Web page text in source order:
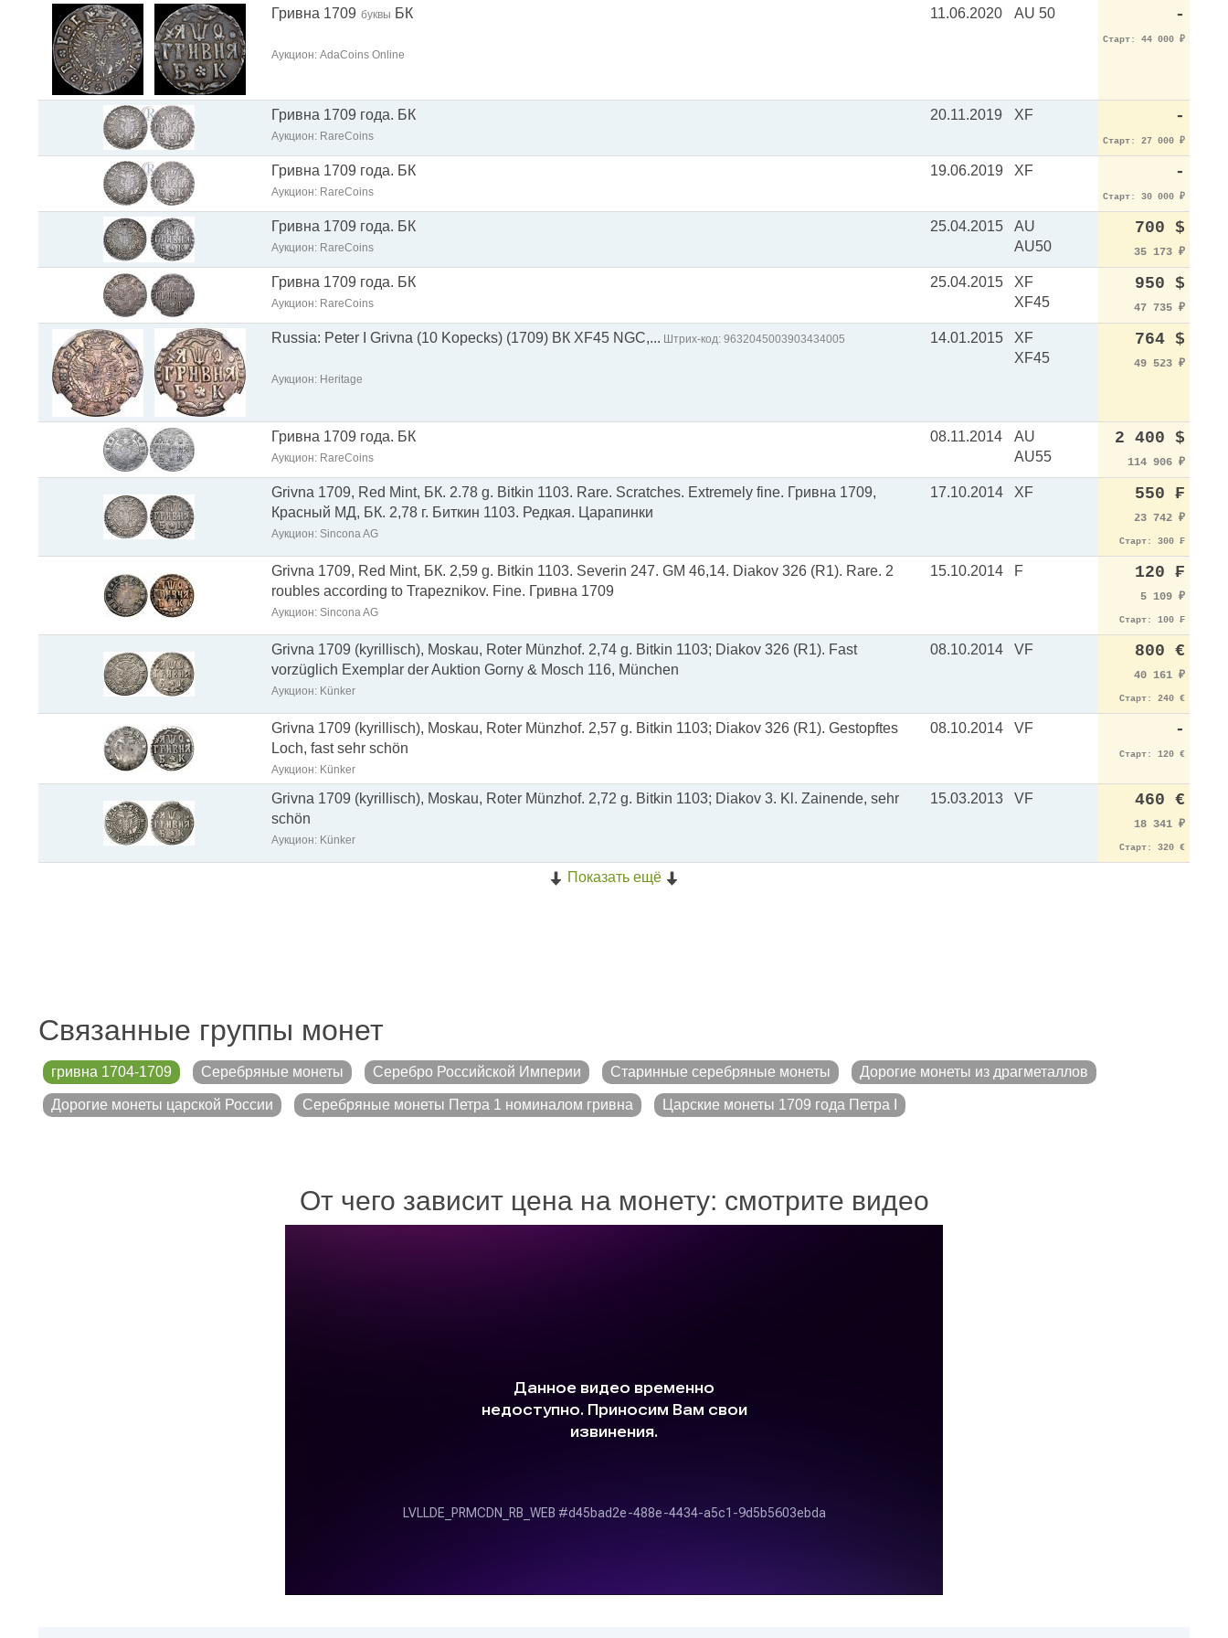
Гривна 1709 буквы БК
Аукцион: AdaCoins Online
11.06.2020 AU 50 -
Старт: 44 000 ₽
Гривна 1709 года. БК
Аукцион: RareCoins
20.11.2019 XF -
Старт: 27 000 ₽
Гривна 1709 года. БК
Аукцион: RareCoins
19.06.2019 XF -
Старт: 30 000 ₽
Гривна 1709 года. БК
Аукцион: RareCoins
25.04.2015
AU
AU50
700 $
35 173 ₽
Гривна 1709 года. БК
Аукцион: RareCoins
25.04.2015
XF
XF45
950 $
47 735 ₽
Russia: Peter I Grivna (10 Kopecks) (1709) BК XF45 NGC,... Штрих-код: 9632045003903434005
Аукцион: Heritage
14.01.2015
XF
XF45
764 $
49 523 ₽
Гривна 1709 года. БК
Аукцион: RareCoins
08.11.2014
AU
AU55
2 400 $
114 906 ₽
Grivna 1709, Red Mint, БК. 2.78 g. Bitkin 1103. Rare. Scratches. Extremely fine. Гривна 1709,
Красный МД, БК. 2,78 г. Биткин 1103. Редкая. Царапинки
Аукцион: Sincona AG
17.10.2014 XF 550 ₣
23 742 ₽
Старт: 300 ₣
Grivna 1709, Red Mint, БК. 2,59 g. Bitkin 1103. Severin 247. GM 46,14. Diakov 326 (R1). Rare. 2
roubles according to Trapeznikov. Fine. Гривна 1709
Аукцион: Sincona AG
15.10.2014 F 120 ₣
5 109 ₽
Старт: 100 ₣
Grivna 1709 (kyrillisch), Moskau, Roter Münzhof. 2,74 g. Bitkin 1103; Diakov 326 (R1). Fast
vorzüglich Exemplar der Auktion Gorny & Mosch 116, München
Аукцион: Künker
08.10.2014 VF 800 €
40 161 ₽
Старт: 240 €
Grivna 1709 (kyrillisch), Moskau, Roter Münzhof. 2,57 g. Bitkin 1103; Diakov 326 (R1). Gestopftes
Loch, fast sehr schön
Аукцион: Künker
08.10.2014 VF -
Старт: 120 €
Grivna 1709 (kyrillisch), Moskau, Roter Münzhof. 2,72 g. Bitkin 1103; Diakov 3. Kl. Zainende, sehr
schön
Аукцион: Künker
15.03.2013 VF 460 €
18 341 ₽
Старт: 320 €
Показать ещё
Связанные группы монет
гривна 1704-1709 Серебряные монеты Серебро Российской Империи Старинные серебряные монеты Дорогие монеты из драгметаллов
Дорогие монеты царской России Серебряные монеты Петра 1 номиналом гривна Царские монеты 1709 года Петра I
От чего зависит цена на монету: смотрите видео